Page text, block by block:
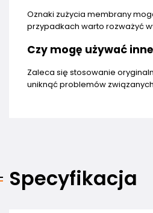
Oznaki zużycia membrany
przypadkach warto rozważyć
Czy mogę używać
Zaleca się stosowanie
uniknąć problemów
Specyfikacja